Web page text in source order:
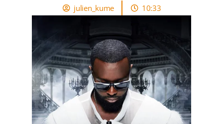
julien_kume 10:33